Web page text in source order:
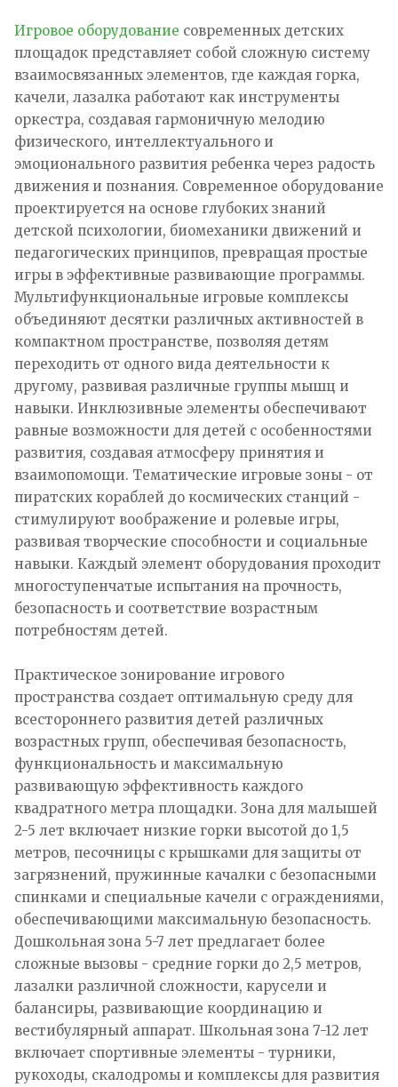
Игровое оборудование современных детских
площадок представляет собой сложную систему
взаимосвязанных элементов, где каждая горка,
качели, лазалка работают как инструменты
оркестра, создавая гармоничную мелодию
физического, интеллектуального и
эмоционального развития ребенка через радость
движения и познания. Современное оборудование
проектируется на основе глубоких знаний
детской психологии, биомеханики движений и
педагогических принципов, превращая простые
игры в эффективные развивающие программы.
Мультифункциональные игровые комплексы
объединяют десятки различных активностей в
компактном пространстве, позволяя детям
переходить от одного вида деятельности к
другому, развивая различные группы мышц и
навыки. Инклюзивные элементы обеспечивают
равные возможности для детей с особенностями
развития, создавая атмосферу принятия и
взаимопомощи. Тематические игровые зоны - от
пиратских кораблей до космических станций -
стимулируют воображение и ролевые игры,
развивая творческие способности и социальные
навыки. Каждый элемент оборудования проходит
многоступенчатые испытания на прочность,
безопасность и соответствие возрастным
потребностям детей.
Практическое зонирование игрового
пространства создает оптимальную среду для
всестороннего развития детей различных
возрастных групп, обеспечивая безопасность,
функциональность и максимальную
развивающую эффективность каждого
квадратного метра площадки. Зона для малышей
2-5 лет включает низкие горки высотой до 1,5
метров, песочницы с крышками для защиты от
загрязнений, пружинные качалки с безопасными
спинками и специальные качели с ограждениями,
обеспечивающими максимальную безопасность.
Дошкольная зона 5-7 лет предлагает более
сложные вызовы - средние горки до 2,5 метров,
лазалки различной сложности, карусели и
балансиры, развивающие координацию и
вестибулярный аппарат. Школьная зона 7-12 лет
включает спортивные элементы - турники,
рукоходы, скалодромы и комплексы для развития